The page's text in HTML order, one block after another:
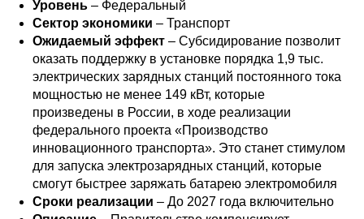
Уровень – Федеральный
Сектор экономики – Транспорт
Ожидаемый эффект – Субсидирование позволит
оказать поддержку в установке порядка 1,9 тыс.
электрических зарядных станций постоянного тока
мощностью не менее 149 кВт, которые
произведены в России, в ходе реализации
федерального проекта «Производство
инновационного транспорта». Это станет стимулом
для запуска электрозарядных станций, которые
смогут быстрее заряжать батарею электромобиля
Сроки реализации – До 2027 года включительно